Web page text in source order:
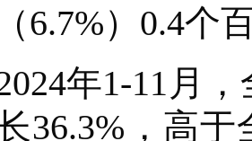
6.7%）0.4个
年1-11月，
36.3%，高